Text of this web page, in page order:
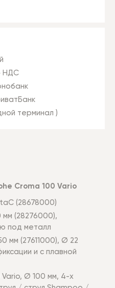
НДС
терминал )
Croma 100 Vario
(28678000)
мм (28276000),
под металл
мм (27611000), Ø 22
и с плавной
Ø 100 мм, 4-х